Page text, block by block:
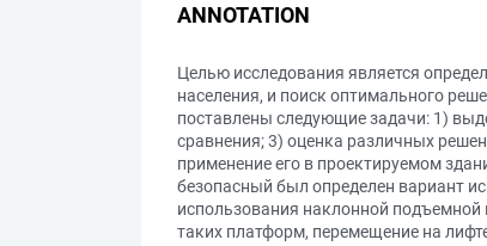
ANNOTATION
Целью исследования является
населения, и поиск оптимального
поставлены следующие задачи: 1)
сравнения; 3) оценка различных
применение его в проектируемом
безопасный был определен вариант
использования наклонной
таких платформ, перемещение на